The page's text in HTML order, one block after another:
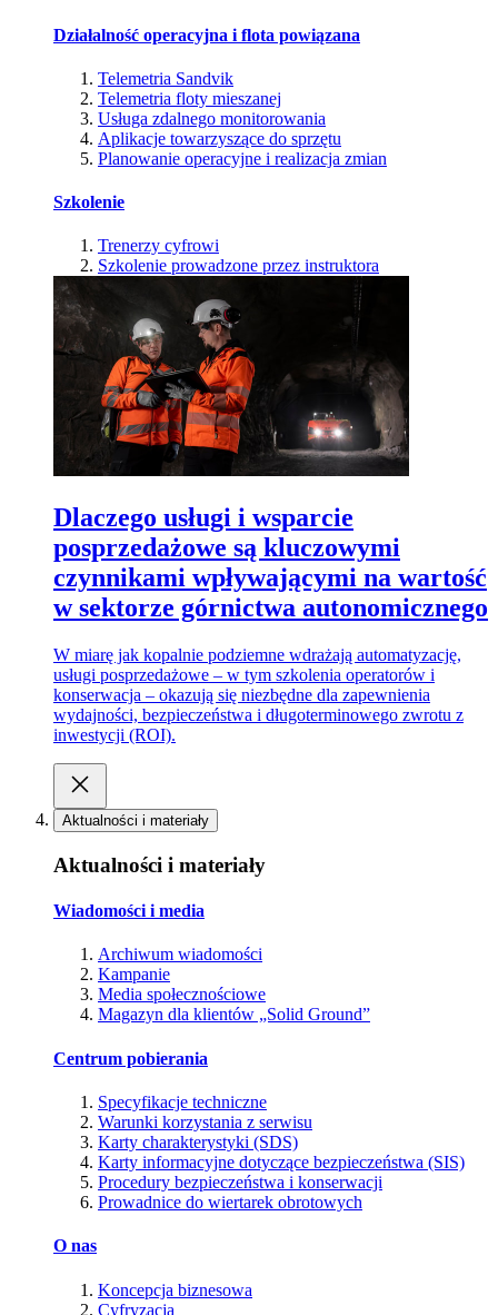
Działalność operacyjna i flota powiązana
Telemetria Sandvik
Telemetria floty mieszanej
Usługa zdalnego monitorowania
Aplikacje towarzyszące do sprzętu
Planowanie operacyjne i realizacja zmian
Szkolenie
Trenerzy cyfrowi
Szkolenie prowadzone przez instruktora
Dlaczego usługi i wsparcie
posprzedażowe są kluczowymi
czynnikami wpływającymi na wartość
w sektorze górnictwa autonomicznego
W miarę jak kopalnie podziemne wdrażają automatyzację,
usługi posprzedażowe – w tym szkolenia operatorów i
konserwacja – okazują się niezbędne dla zapewnienia
wydajności, bezpieczeństwa i długoterminowego zwrotu z
inwestycji (ROI).
Aktualności i materiały
Aktualności i materiały
Wiadomości i media
Archiwum wiadomości
Kampanie
Media społecznościowe
Magazyn dla klientów „Solid Ground”
Centrum pobierania
Specyfikacje techniczne
Warunki korzystania z serwisu
Karty charakterystyki (SDS)
Karty informacyjne dotyczące bezpieczeństwa (SIS)
Procedury bezpieczeństwa i konserwacji
Prowadnice do wiertarek obrotowych
O nas
Koncepcja biznesowa
Cyfryzacja